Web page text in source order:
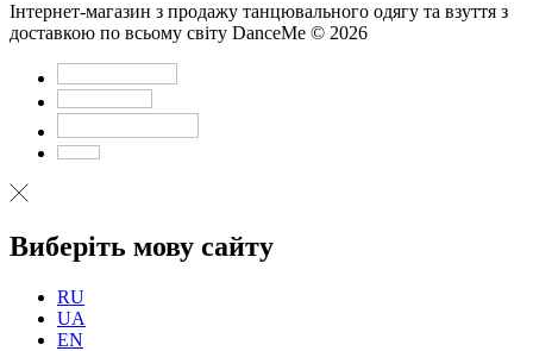
Інтернет-магазин з продажу танцювального одягу та взуття з
доставкою по всьому світу DanceMe © 2026
Виберіть мову сайту
RU
UA
EN